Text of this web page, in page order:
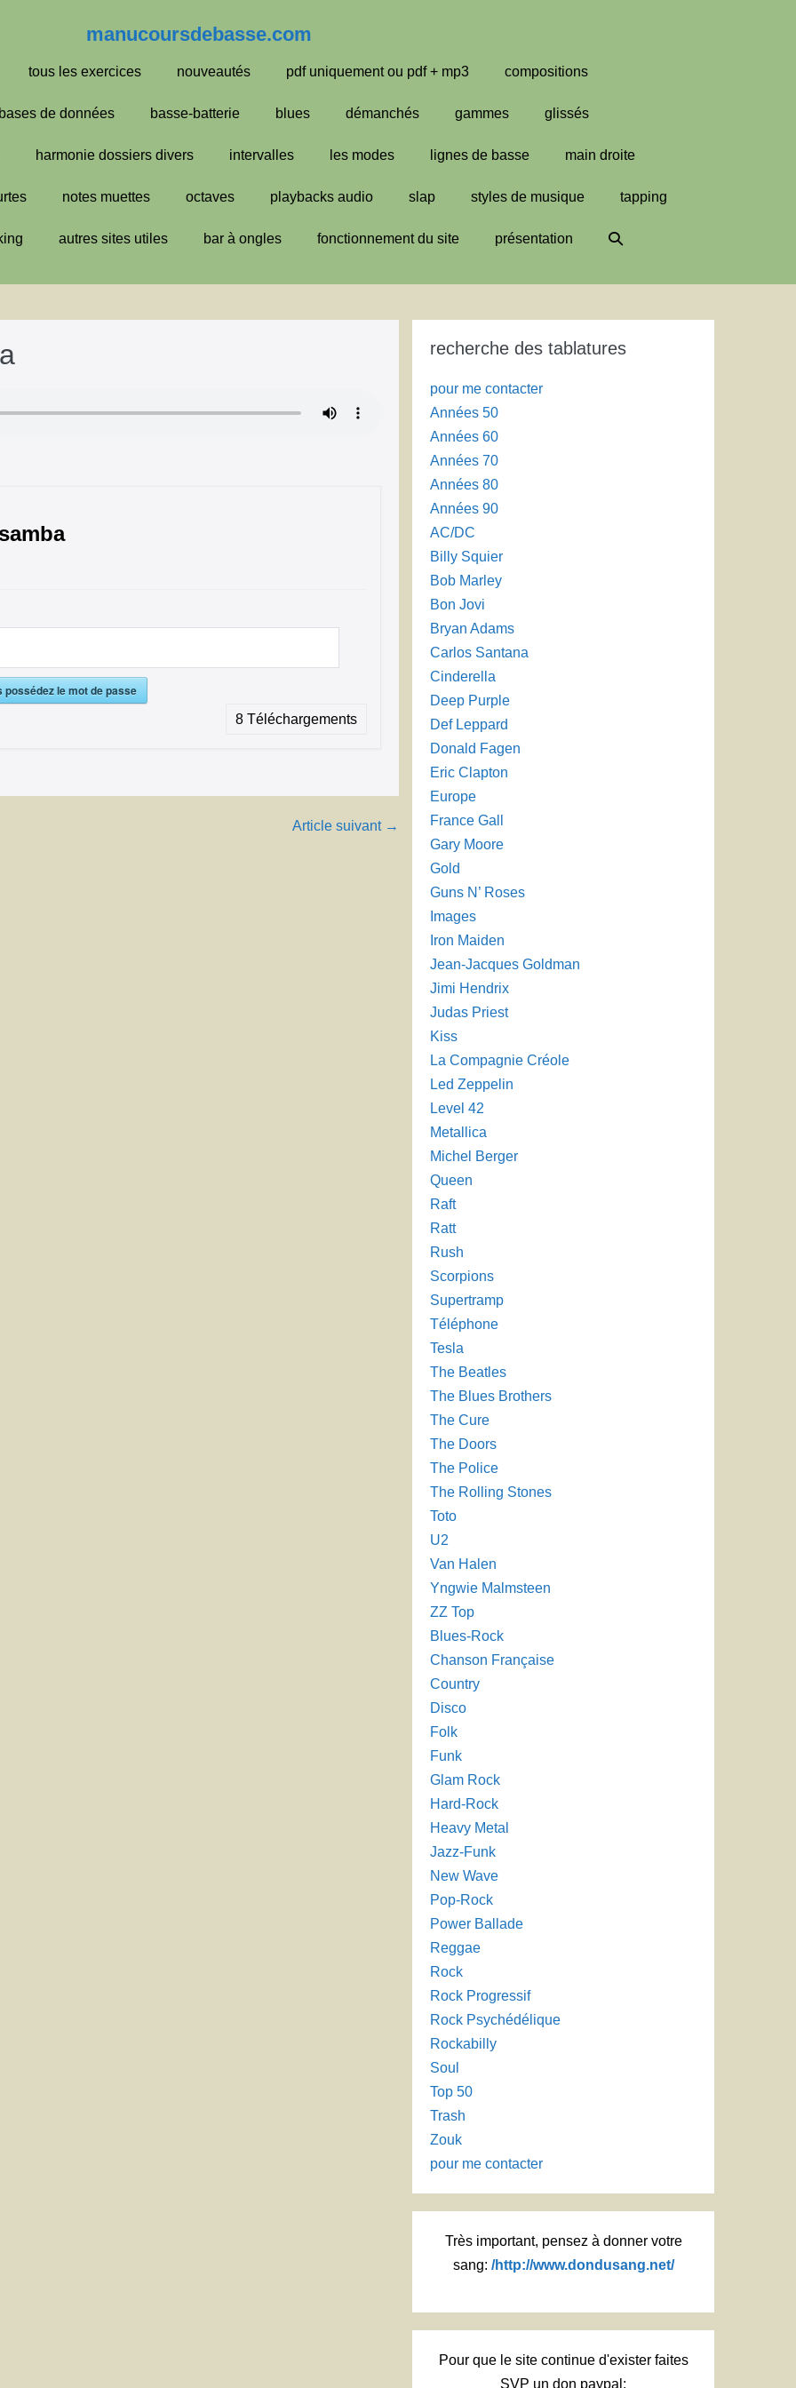
manucoursdebasse.com
tous les exercices nouveautés pdf uniquement ou pdf + mp3 compositions
bases de données basse-batterie blues démanchés gammes glissés
harmonie dossiers divers intervalles les modes lignes de basse main droite
notes muettes octaves playbacks audio slap styles de musique tapping
autres sites utiles bar à ongles fonctionnement du site présentation
Basculer
recherche
le mot de passe
8 Téléchargements
Article suivant →
recherche des tablatures
pour me contacter
Années 50
Années 60
Années 70
Années 80
Années 90
AC/DC
Billy Squier
Bob Marley
Bon Jovi
Bryan Adams
Carlos Santana
Cinderella
Deep Purple
Def Leppard
Donald Fagen
Eric Clapton
Europe
France Gall
Gary Moore
Gold
Guns N’ Roses
Images
Iron Maiden
Jean-Jacques Goldman
Jimi Hendrix
Judas Priest
Kiss
La Compagnie Créole
Led Zeppelin
Level 42
Metallica
Michel Berger
Queen
Raft
Ratt
Rush
Scorpions
Supertramp
Téléphone
Tesla
The Beatles
The Blues Brothers
The Cure
The Doors
The Police
The Rolling Stones
Toto
U2
Van Halen
Yngwie Malmsteen
ZZ Top
Blues-Rock
Chanson Française
Country
Disco
Folk
Funk
Glam Rock
Hard-Rock
Heavy Metal
Jazz-Funk
New Wave
Pop-Rock
Power Ballade
Reggae
Rock
Rock Progressif
Rock Psychédélique
Rockabilly
Soul
Top 50
Trash
Zouk
pour me contacter
Très important, pensez à donner votre
sang: /http://www.dondusang.net/
Pour que le site continue d'exister faites
SVP un don paypal: